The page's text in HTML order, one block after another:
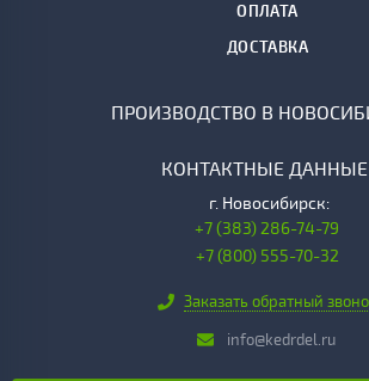
ОПЛАТА
ДОСТАВКА
ПРОИЗВОДСТВО В
КОНТАКТНЫЕ ДАННЫЕ
г. Новосибирск:
+7 (383) 286-74-79
+7 (800) 555-70-32
Заказать обратный
info@kedrdel.ru